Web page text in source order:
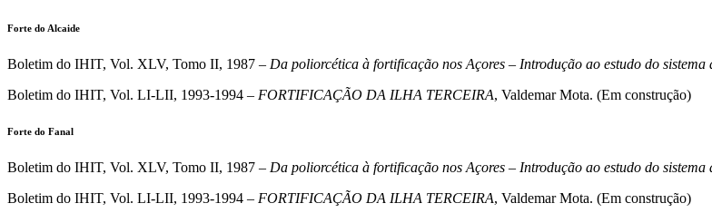
Forte do Alcaide
Boletim do IHIT, Vol. XLV, Tomo II, 1987 – Da poliorcética à fortificação nos Açores – Introdução ao estudo do sistema
Boletim do IHIT, Vol. LI-LII, 1993-1994 – FORTIFICAÇÃO DA ILHA TERCEIRA, Valdemar Mota. (Em construção)
Forte do Fanal
Boletim do IHIT, Vol. XLV, Tomo II, 1987 – Da poliorcética à fortificação nos Açores – Introdução ao estudo do sistema
Boletim do IHIT, Vol. LI-LII, 1993-1994 – FORTIFICAÇÃO DA ILHA TERCEIRA, Valdemar Mota. (Em construção)